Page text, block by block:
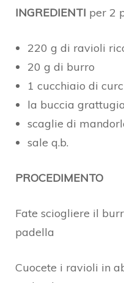
INGREDIENTI per 2
220 g di ravioli
20 g di burro
1 cucchiaio di
la buccia
scaglie di
sale q.b.
PROCEDIMENTO
Fate sciogliere il
padella
Cuocete i ravioli in